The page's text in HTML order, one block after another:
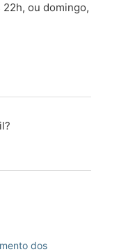
22h, ou domingo,
dos